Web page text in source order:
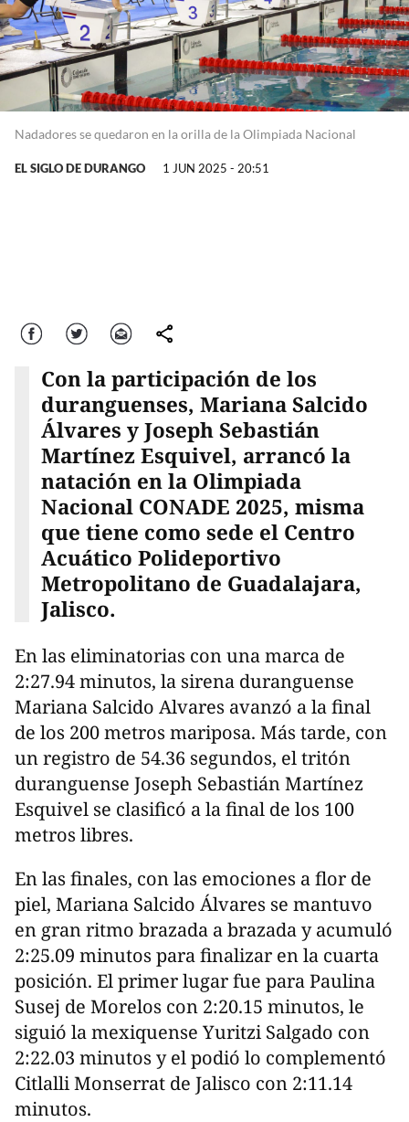
Nadadores se quedaron en la orilla de la Olimpiada Nacional
EL SIGLO DE DURANGO 1 JUN 2025 - 20:51
Facebook Twitter Correo comparte
Con la participación de los
duranguenses, Mariana Salcido
Álvares y Joseph Sebastián
Martínez Esquivel, arrancó la
natación en la Olimpiada
Nacional CONADE 2025, misma
que tiene como sede el Centro
Acuático Polideportivo
Metropolitano de Guadalajara,
Jalisco.
En las eliminatorias con una marca de
2:27.94 minutos, la sirena duranguense
Mariana Salcido Alvares avanzó a la final
de los 200 metros mariposa. Más tarde, con
un registro de 54.36 segundos, el tritón
duranguense Joseph Sebastián Martínez
Esquivel se clasificó a la final de los 100
metros libres.
En las finales, con las emociones a flor de
piel, Mariana Salcido Álvares se mantuvo
en gran ritmo brazada a brazada y acumuló
2:25.09 minutos para finalizar en la cuarta
posición. El primer lugar fue para Paulina
Susej de Morelos con 2:20.15 minutos, le
siguió la mexiquense Yuritzi Salgado con
2:22.03 minutos y el podió lo complementó
Citlalli Monserrat de Jalisco con 2:11.14
minutos.